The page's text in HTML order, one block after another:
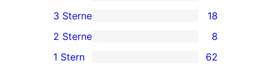
Rezensionen
58 4-
Sterne-
Rezensionen
18 3-
Sterne-
Rezensionen
3 Sterne 18
8 2-
Sterne-
2 Sterne 8
62 1-
1 Stern 62